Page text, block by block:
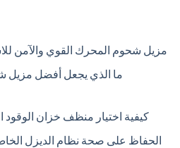
مزيل شحوم المحرك القوي والآمن
ما الذي يجعل أفضل
كيفية اختيار منظف خزان الوقود
الحفاظ على صحة نظام الديزل